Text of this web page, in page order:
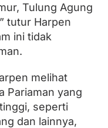
Tulung Agung
tutur Harpen
ini tidak
melihat
Pariaman yang
seperti
dan lainnya,